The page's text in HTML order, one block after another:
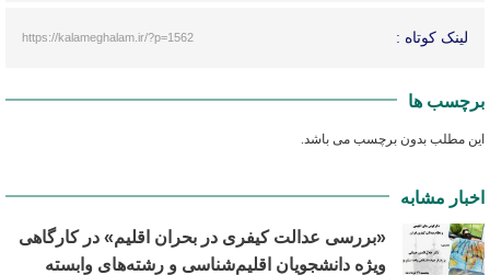
لینک کوتاه : https://kalameghalam.ir/?p=1562
برچسب ها
این مطلب بدون برچسب می باشد.
اخبار مشابه
«بررسی عدالت کیفری در بحران اقلیم» در کارگاهی
ویژه دانشجویان اقلیم‌شناسی و رشته‌های وابسته